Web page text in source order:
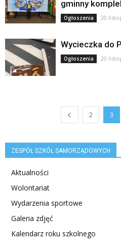
gminny
Ogłoszenia 20
Wycieczka do
Ogłoszenia 20
2 3
ZESPÓŁ SZKÓŁ SAMORZĄDOWYCH
Aktualności
Wolontariat
Wydarzenia sportowe
Galeria zdjęć
Kalendarz roku szkolnego